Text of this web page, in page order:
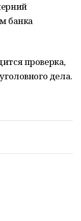
банка
проверка,
дела.